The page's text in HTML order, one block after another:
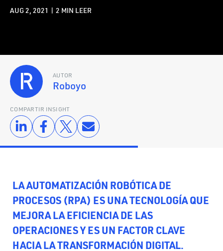
AUG 2, 2021 | 2 MIN LEER
AUTOR
Roboyo
COMPARTIR INSIGHT
LA AUTOMATIZACIÓN ROBÓTICA DE
PROCESOS (RPA) ES UNA TECNOLOGÍA QUE
MEJORA LA EFICIENCIA DE LAS
OPERACIONES Y ES UN FACTOR CLAVE
HACIA LA TRANSFORMACIÓN DIGITAL.